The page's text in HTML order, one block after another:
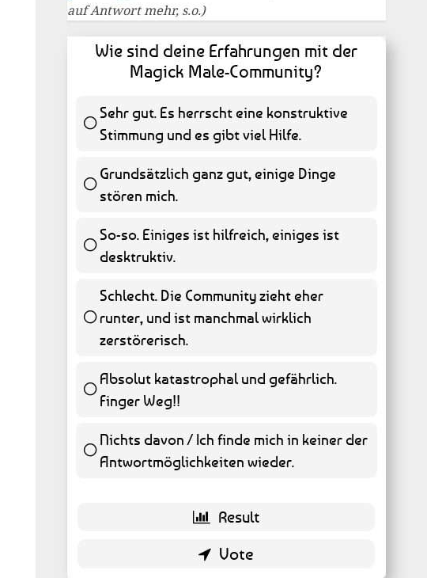
auf Antwort mehr, s.o.)
Wie sind deine Erfahrungen mit der
Magick Male-Community?
Sehr gut. Es herrscht eine konstruktive
Stimmung und es gibt viel Hilfe.55 ( 11.13 % )
Grundsätzlich ganz gut, einige Dinge
stören mich.
So-so. Einiges ist hilfreich, einiges ist
desktruktiv.
Schlecht. Die Community zieht eher
runter, und ist manchmal wirklich
zerstörerisch.
Absolut katastrophal und gefährlich.
Finger Weg!!
Nichts davon / Ich finde mich in keiner der
Antwortmöglichkeiten wieder.